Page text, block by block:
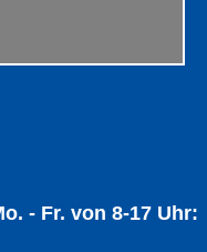
- Fr. von 8-17 Uhr: